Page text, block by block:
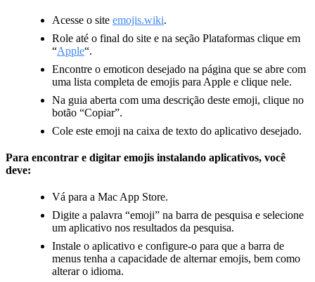
Acesse o site emojis.wiki.
Role até o final do site e na seção Plataformas clique em
“Apple“.
Encontre o emoticon desejado na página que se abre com
uma lista completa de emojis para Apple e clique nele.
Na guia aberta com uma descrição deste emoji, clique no
botão “Copiar”.
Cole este emoji na caixa de texto do aplicativo desejado.
Para encontrar e digitar emojis instalando aplicativos, você
deve:
Vá para a Mac App Store.
Digite a palavra “emoji” na barra de pesquisa e selecione
um aplicativo nos resultados da pesquisa.
Instale o aplicativo e configure-o para que a barra de
menus tenha a capacidade de alternar emojis, bem como
alterar o idioma.